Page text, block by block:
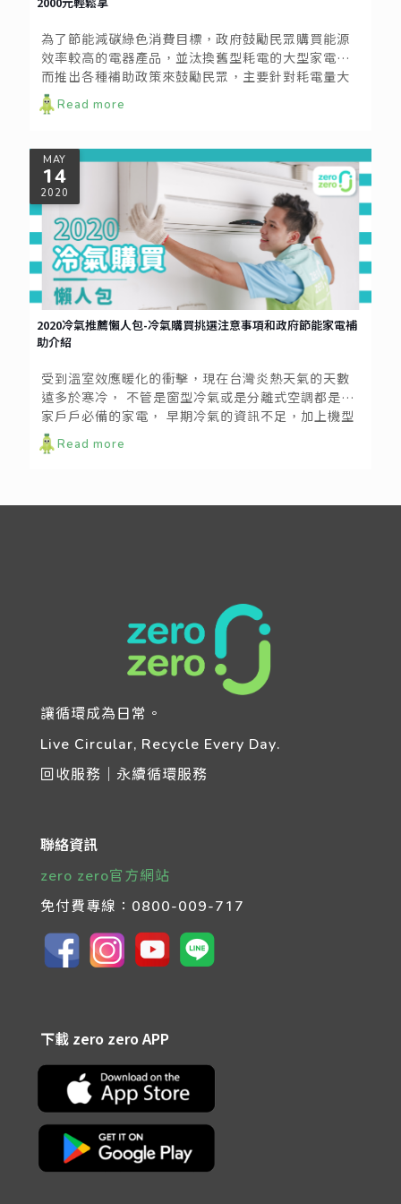
2000元輕鬆拿
為了節能減碳綠色消費目標，政府鼓勵民眾購買能源
效率較高的電器產品，並汰換舊型耗電的大型家電，
而推出各種補助政策來鼓勵民眾，主要針對耗電量大
的冷氣空調和冰箱進行補助。政府去年針對節能家電
推出主要的兩大補助方案，分別為汰舊換新補助以及
明及新家電購買證明，不過目前各地方政府已陸續截
止申請。目前想購買節能家電的朋友們可以把握貨物
退稅補助，申請期限從2019年6月15日後到2021年
6月14日止，不需汰換證明只需要節能1、2級標章冷
氣、冰箱及除濕機的購買證明，最高可領取兩千元補
助。
Read more
MAY
14
2020
2020冷氣推薦懶人包-冷氣購買挑選注意事項和政府節能家電補
助介紹
受到溫室效應暖化的衝擊，現在台灣炎熱天氣的天數
遠多於寒冷， 不管是窗型冷氣或是分離式空調都是家
家戶戶必備的家電， 早期冷氣的資訊不足，加上機型
老舊、噪音大、耗電等製造問題， 都是讓近年有節電
功效的變頻冷氣銷量高居不下的主因。 好的冷氣加上
章，小編幫大家整理了幾個挑選的注意事項。
Read more
讓循環成為日常。
Live Circular, Recycle Every Day.
回收服務｜永續循環服務
聯絡資訊
zero zero官方網站
免付費專線： 0800-009-717
下載 zero zero APP